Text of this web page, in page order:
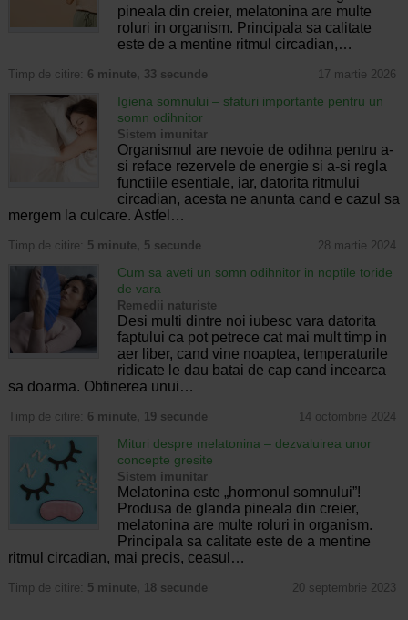
pineala din creier, melatonina are multe
roluri in organism. Principala sa calitate
este de a mentine ritmul circadian,…
Timp de citire: 6 minute, 33 secunde 17 martie 2026
Igiena somnului – sfaturi importante pentru un
somn odihnitor
Sistem imunitar
Organismul are nevoie de odihna pentru a-
si reface rezervele de energie si a-si regla
functiile esentiale, iar, datorita ritmului
circadian, acesta ne anunta cand e cazul sa
mergem la culcare. Astfel…
Timp de citire: 5 minute, 5 secunde 28 martie 2024
Cum sa aveti un somn odihnitor in noptile toride
de vara
Remedii naturiste
Desi multi dintre noi iubesc vara datorita
faptului ca pot petrece cat mai mult timp in
aer liber, cand vine noaptea, temperaturile
ridicate le dau batai de cap cand incearca
sa doarma. Obtinerea unui…
Timp de citire: 6 minute, 19 secunde 14 octombrie 2024
Mituri despre melatonina – dezvaluirea unor
concepte gresite
Sistem imunitar
Melatonina este „hormonul somnului”!
Produsa de glanda pineala din creier,
melatonina are multe roluri in organism.
Principala sa calitate este de a mentine
ritmul circadian, mai precis, ceasul…
Timp de citire: 5 minute, 18 secunde 20 septembrie 2023